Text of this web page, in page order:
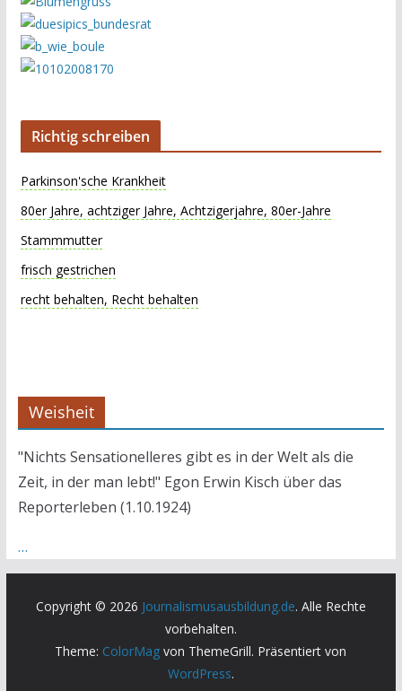
Richtig schreiben
Parkinson'sche Krankheit
80er Jahre, achtziger Jahre, Achtzigerjahre, 80er-Jahre
Stammmutter
frisch gestrichen
recht behalten, Recht behalten
Weisheit
"Nichts Sensationelleres gibt es in der Welt als die
Zeit, in der man lebt!" Egon Erwin Kisch über das
Reporterleben (1.10.1924)
…
Copyright © 2026 Journalismusausbildung.de. Alle Rechte
vorbehalten.
Theme: ColorMag von ThemeGrill. Präsentiert von
WordPress.